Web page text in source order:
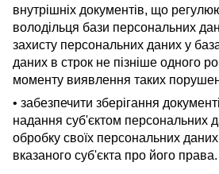
внутрішніх документів, що
володільця бази персональних
захисту персональних даних у
даних в строк не пізніше одного
моменту виявлення таких
• забезпечити зберігання
надання суб'єктом персональних
обробку своїх персональних
вказаного суб'єкта про його права.